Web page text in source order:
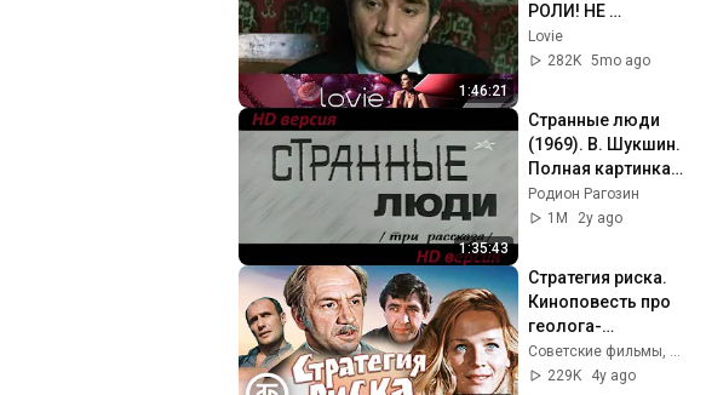
1:46:21
РОЛИ! НЕ
ПРОПУСТИТЕ ЭТОТ
ФИЛЬМ!  Игра
Lovie
282K 5mo ago
1:35:43
Странные люди
(1969). В. Шукшин.
Полная картинка,
улучшенное видео
и звук!!!
Родион Рагозин
1M
2y ago
Стратегия риска.
Киноповесть про
геолога-
нефтяника (1978) Советские фильмы, спектакли и телепередачи
229K
4y ago